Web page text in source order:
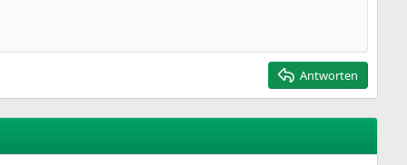
Antworten